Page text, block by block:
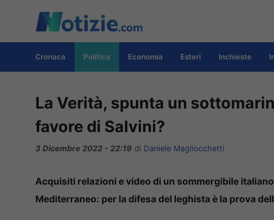
contenuto
Cronaca Politica Economia Esteri Inchieste
La Verità, spunta un
favore di Salvini?
3 Dicembre 2022 - 22:19 di Daniele Magliocchetti
Acquisiti relazioni e video di un sommergibile
Mediterraneo: per la difesa del leghista è la prova